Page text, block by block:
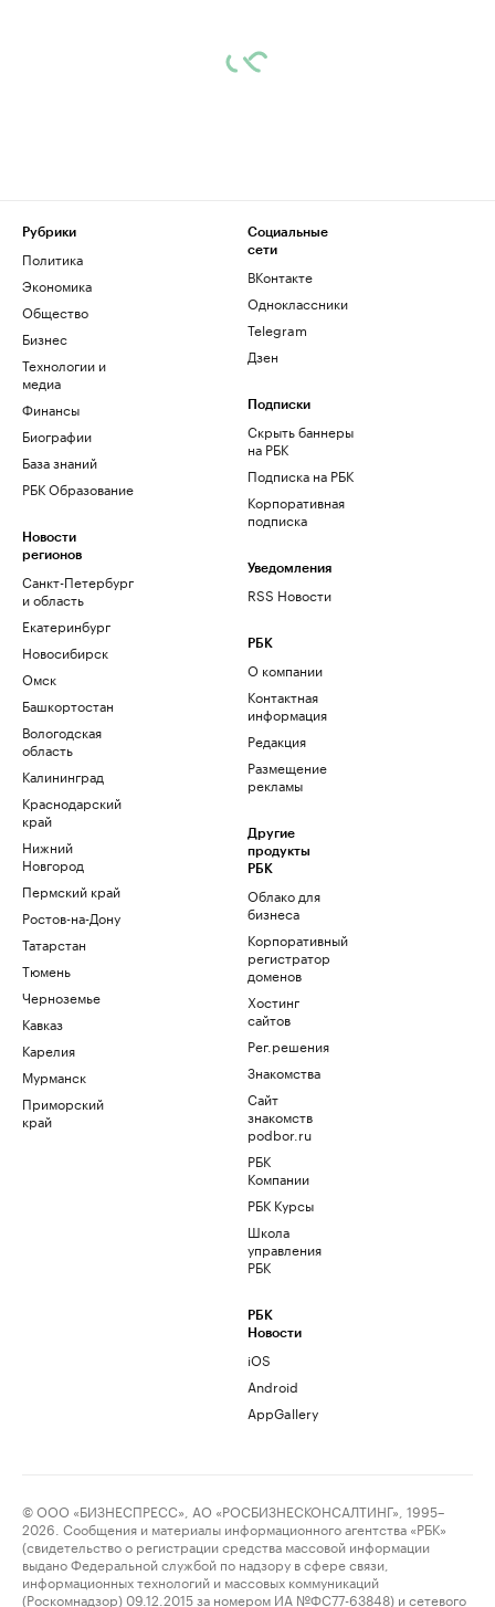
Рубрики
Политика
Экономика
Общество
Бизнес
Технологии и
медиа
Финансы
Биографии
База знаний
РБК Образование
Новости
регионов
Санкт-Петербург
и область
Екатеринбург
Новосибирск
Омск
Башкортостан
Вологодская
область
Калининград
Краснодарский
край
Нижний
Новгород
Пермский край
Ростов-на-Дону
Татарстан
Тюмень
Черноземье
Кавказ
Карелия
Мурманск
Приморский
край
Социальные
сети
ВКонтакте
Одноклассники
Telegram
Дзен
Подписки
Скрыть баннеры
на РБК
Подписка на РБК
Корпоративная
подписка
Уведомления
RSS Новости
РБК
О компании
Контактная
информация
Редакция
Размещение
рекламы
Другие
продукты
РБК
Облако для
бизнеса
Корпоративный
регистратор
доменов
Хостинг
сайтов
Рег.решения
Знакомства
Сайт
знакомств
podbor.ru
РБК
Компании
РБК Курсы
Школа
управления
РБК
РБК
Новости
iOS
Android
AppGallery
© ООО «БИЗНЕСПРЕСС», АО «РОСБИЗНЕСКОНСАЛТИНГ», 1995–
2026. Сообщения и материалы информационного агентства «РБК»
(свидетельство о регистрации средства массовой информации
выдано Федеральной службой по надзору в сфере связи,
информационных технологий и массовых коммуникаций
(Роскомнадзор) 09.12.2015 за номером ИА №ФС77-63848) и сетевого